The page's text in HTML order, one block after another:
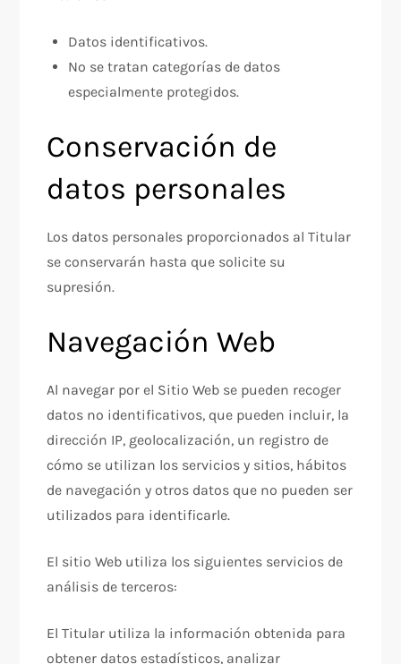
Datos identificativos.
No se tratan categorías de datos
especialmente protegidos.
Conservación de
datos personales
Los datos personales proporcionados al Titular
se conservarán hasta que solicite su
supresión.
Navegación Web
Al navegar por el Sitio Web se pueden recoger
datos no identificativos, que pueden incluir, la
dirección IP, geolocalización, un registro de
cómo se utilizan los servicios y sitios, hábitos
de navegación y otros datos que no pueden ser
utilizados para identificarle.
El sitio Web utiliza los siguientes servicios de
análisis de terceros:
El Titular utiliza la información obtenida para
obtener datos estadísticos, analizar